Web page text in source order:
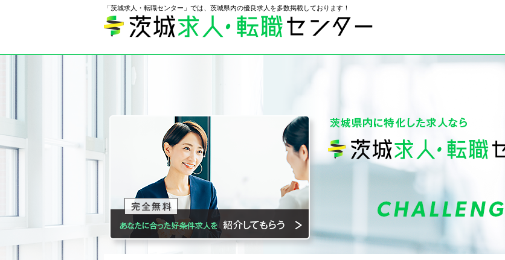
「茨城求人・転職センター」では、茨城県内の優良求人を多数掲載しております！